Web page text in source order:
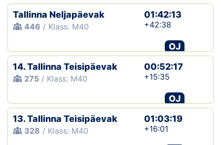
Tallinna Neljapäevak
446 / Klass: M40
01:42:13
+42:38
OJ
14. Tallinna Teisipäevak
275 / Klass: M40
00:52:17
+15:35
OJ
13. Tallinna Teisipäevak
328 / Klass: M40
01:03:19
+16:01